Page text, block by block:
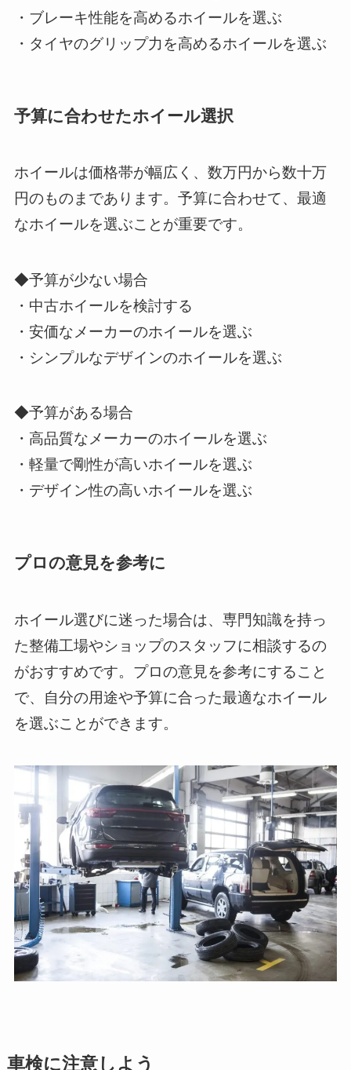
・ブレーキ性能を高めるホイールを選ぶ
・タイヤのグリップ力を高めるホイールを選ぶ
予算に合わせたホイール選択
ホイールは価格帯が幅広く、数万円から数十万
円のものまであります。予算に合わせて、最適
なホイールを選ぶことが重要です。
◆予算が少ない場合
・中古ホイールを検討する
・安価なメーカーのホイールを選ぶ
・シンプルなデザインのホイールを選ぶ
◆予算がある場合
・高品質なメーカーのホイールを選ぶ
・軽量で剛性が高いホイールを選ぶ
・デザイン性の高いホイールを選ぶ
プロの意見を参考に
ホイール選びに迷った場合は、専門知識を持っ
た整備工場やショップのスタッフに相談するの
がおすすめです。プロの意見を参考にすること
で、自分の用途や予算に合った最適なホイール
を選ぶことができます。
車検に注意しよう